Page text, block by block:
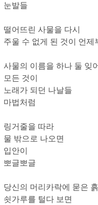
눈발들
떨어뜨린 사물을 다시
주울 수 없게 된 것이 언제
사물의 이름을 하나 둘 잊
모든 것이
노래가 되던 나날들
마법처럼
링거줄을 따라
물 밖으로 나오면
입안이
뽀글뽀글
당신의 머리카락에 묻은
쇳가루를 털다 보면